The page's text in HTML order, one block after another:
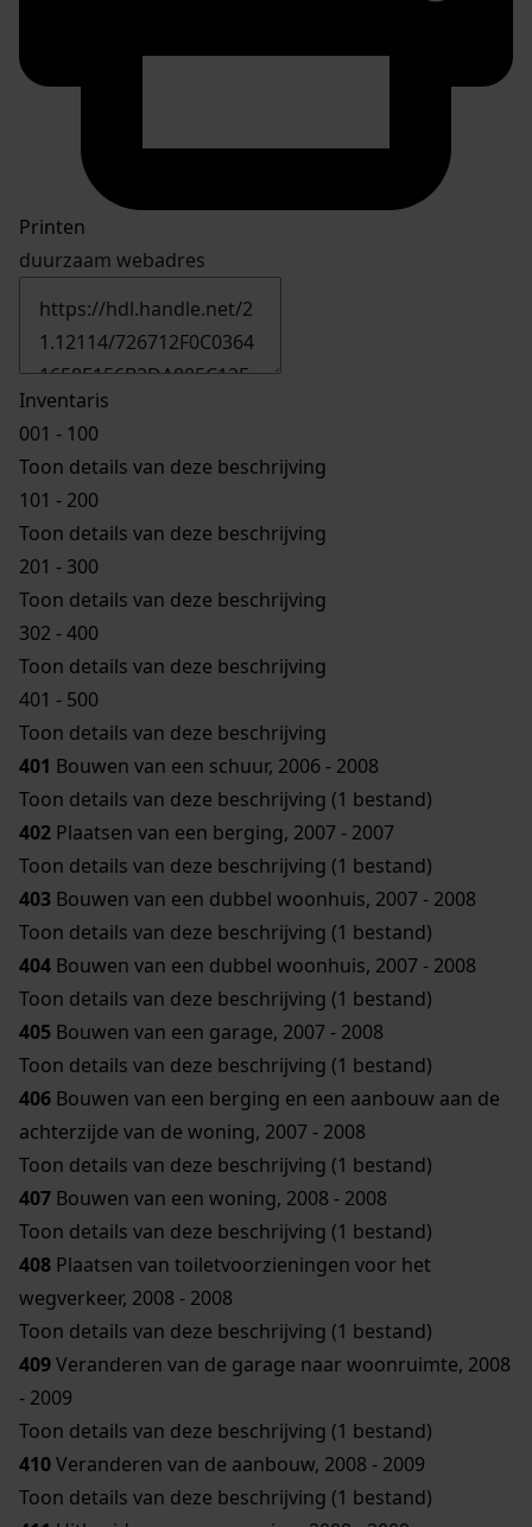
Printen
duurzaam webadres
Inventaris
001 - 100
Toon details van deze beschrijving
101 - 200
Toon details van deze beschrijving
201 - 300
Toon details van deze beschrijving
302 - 400
Toon details van deze beschrijving
401 - 500
Toon details van deze beschrijving
401 Bouwen van een schuur, 2006 - 2008
Toon details van deze beschrijving (1 bestand)
402 Plaatsen van een berging, 2007 - 2007
Toon details van deze beschrijving (1 bestand)
403 Bouwen van een dubbel woonhuis, 2007 - 2008
Toon details van deze beschrijving (1 bestand)
404 Bouwen van een dubbel woonhuis, 2007 - 2008
Toon details van deze beschrijving (1 bestand)
405 Bouwen van een garage, 2007 - 2008
Toon details van deze beschrijving (1 bestand)
406 Bouwen van een berging en een aanbouw aan de
achterzijde van de woning, 2007 - 2008
Toon details van deze beschrijving (1 bestand)
407 Bouwen van een woning, 2008 - 2008
Toon details van deze beschrijving (1 bestand)
408 Plaatsen van toiletvoorzieningen voor het
wegverkeer, 2008 - 2008
Toon details van deze beschrijving (1 bestand)
409Veranderen van de garage naar woonruimte, 2008
- 2009
Toon details van deze beschrijving (1 bestand)
410Veranderen van de aanbouw, 2008 - 2009
Toon details van deze beschrijving (1 bestand)